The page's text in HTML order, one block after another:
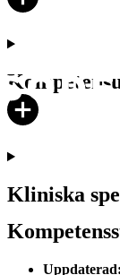
Kliniska
Uppdaterad: